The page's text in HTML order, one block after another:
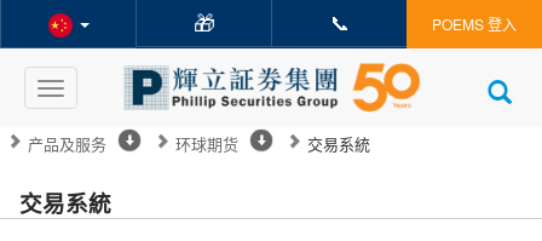
🎁 📞 POEMS 登入
Toggle
navigation
产品及服务 环球期货 交易系統
交易系統